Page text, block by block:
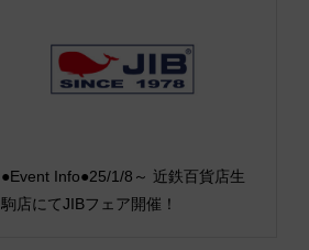
●Event Info●25/1/8～ 近鉄百貨店生
駒店にてJIBフェア開催！